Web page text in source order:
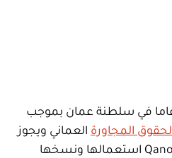
في سلطنة عمان بموجب
المجاورة العماني ويجوز
لمستخدمي موقع Qanoon.om استعمالها ونسخها